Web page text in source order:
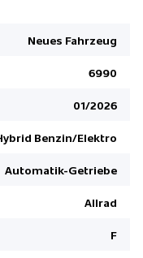
Neues Fahrzeug
6990
01/2026
Benzin/Elektro
Automatik-Getriebe
Allrad
F